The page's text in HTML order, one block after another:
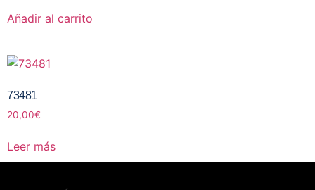
Añadir al carrito
73481
20,00€
Leer más